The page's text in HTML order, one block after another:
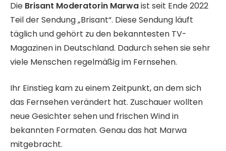
Die Brisant Moderatorin Marwaist seit Ende 2022
Teil der Sendung „Brisant“. Diese Sendung läuft
täglich und gehört zu den bekanntesten TV-
Magazinen in Deutschland. Dadurch sehen sie sehr
viele Menschen regelmäßig im Fernsehen.
Ihr Einstieg kam zu einem Zeitpunkt, an dem sich
das Fernsehen verändert hat. Zuschauer wollten
neue Gesichter sehen und frischen Wind in
bekannten Formaten. Genau das hat Marwa
mitgebracht.